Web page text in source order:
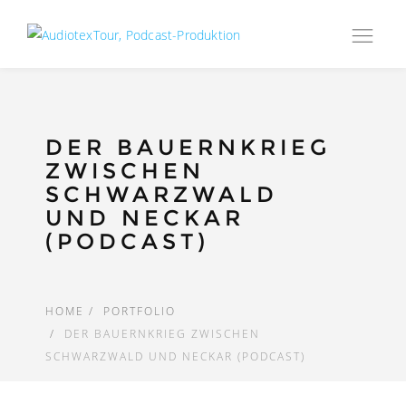
DER BAUERNKRIEG
ZWISCHEN
SCHWARZWALD
UND NECKAR
(PODCAST)
HOME
PORTFOLIO
DER BAUERNKRIEG ZWISCHEN
SCHWARZWALD UND NECKAR (PODCAST)